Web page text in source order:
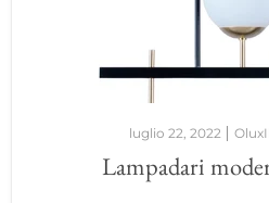
luglio 22, 2022
Lampadari